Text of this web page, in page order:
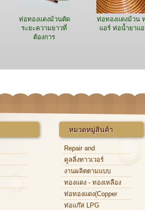
ท่อทองแดงม้วนตัด
ระยะความยาวที่
ต้องการ
ท่อทองแดงม้วน
แอร์ ท่อน้ำยาแ
หมวดหมู่สินค้า
Repair and
Maintenance
คูลลิ่งทาวเวอร์
งานผลิตตามแบบ
ทองแดง - ทองเหลือง
ท่อทองแดง(Copper
Tube)
ท่อแก๊ส LPG